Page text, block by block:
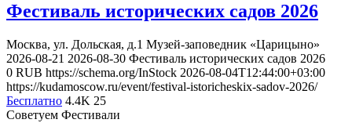
Фестиваль исторических садов 2026
Москва, ул. Дольская, д.1 Музей-заповедник «Царицыно»
2026-08-21 2026-08-30 Фестиваль исторических садов 2026
0 RUB https://schema.org/InStock 2026-08-04T12:44:00+03:00
https://kudamoscow.ru/event/festival-istoricheskix-sadov-2026/
Бесплатно 4.4K 25
Советуем Фестивали